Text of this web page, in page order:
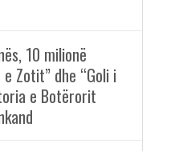
10 milionë
Zotit” dhe “Goli i
e Botërorit